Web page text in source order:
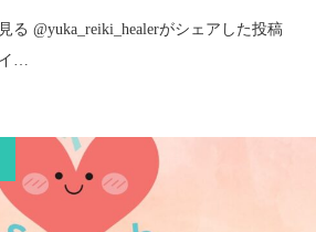
る @yuka_reiki_healerがシェアした投稿
…